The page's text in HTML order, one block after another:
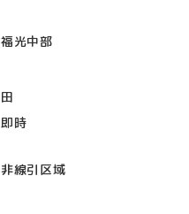
福光中部
田
即時
非線引区域